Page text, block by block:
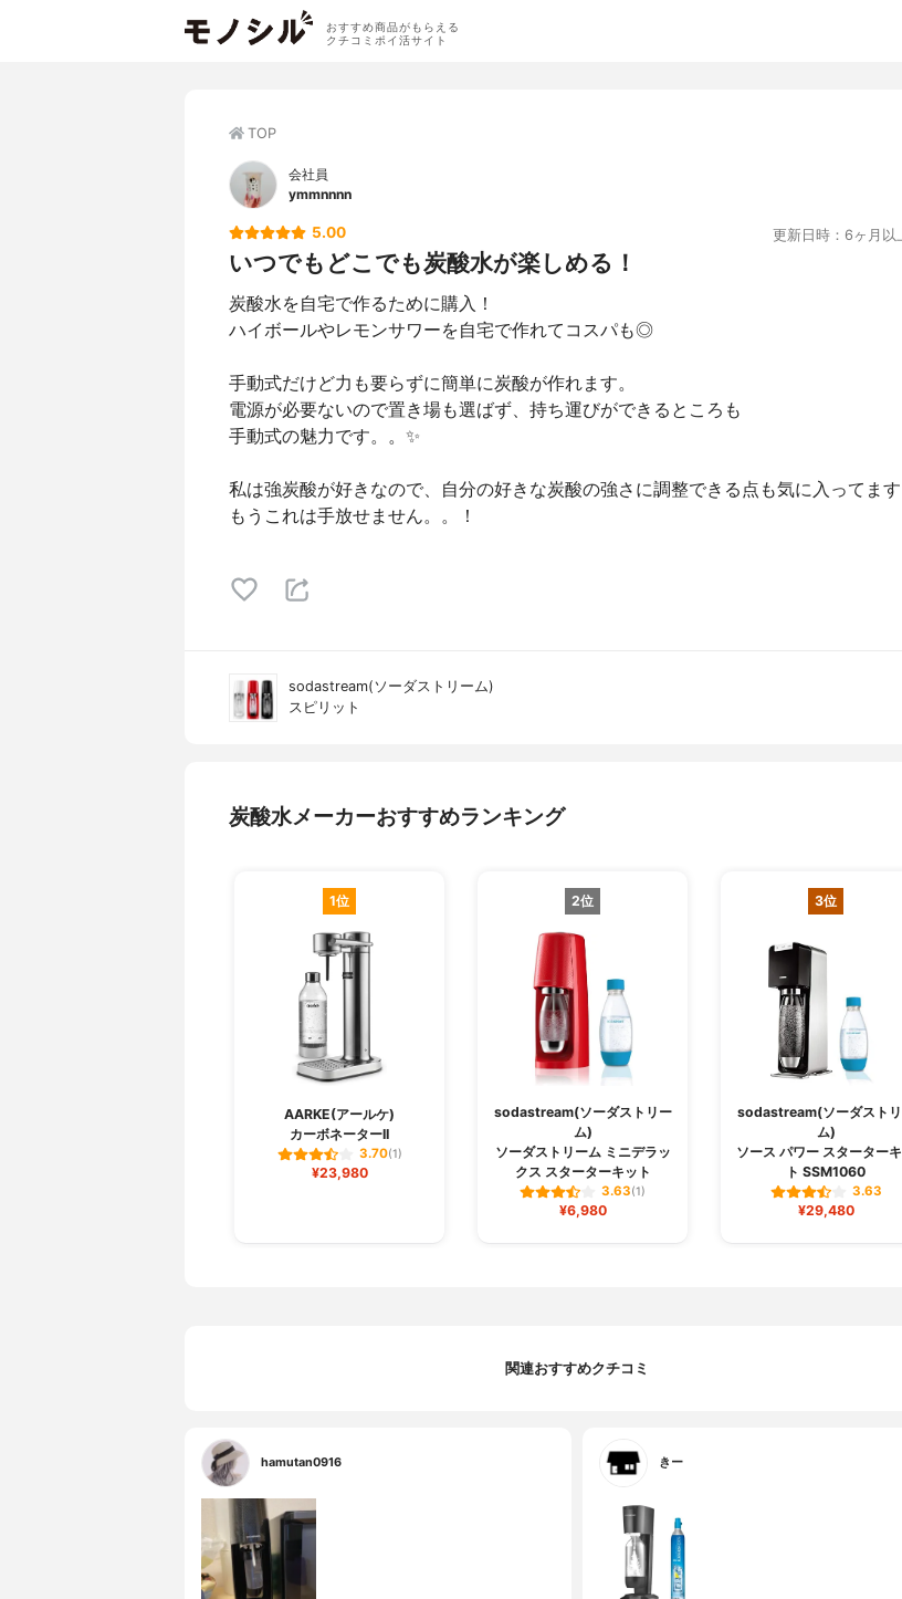
おすすめ商品がもらえる
クチコミポイ活サイト
TOP
会社員
ymmnnnn
5.00 更新日時：6ヶ月以
いつでもどこでも炭酸水が楽しめる！
炭酸水を自宅で作るために購入！
ハイボールやレモンサワーを自宅で作れてコスパも◎
手動式だけど力も要らずに簡単に炭酸が作れます。
電源が必要ないので置き場も選ばず、持ち運びができるところも
手動式の魅力です。。✨
私は強炭酸が好きなので、自分の好きな炭酸の強さに調整できる点も気に入ってます
もうこれは手放せません。。！
sodastream(ソーダストリーム)
スピリット
炭酸水メーカーおすすめランキング
1位
AARKE(アールケ)
カーボネーターII
3.70(1)
¥23,980
2位
sodastream(ソーダストリー
ム)
ソーダストリーム ミニデラッ
クス スターターキット
3.63(1)
¥6,980
3位
sodastream(ソーダスト
ム)
ソース パワー スターター
ト SSM1060
3.63
¥29,480
関連おすすめクチコミ
hamutan0916 きー